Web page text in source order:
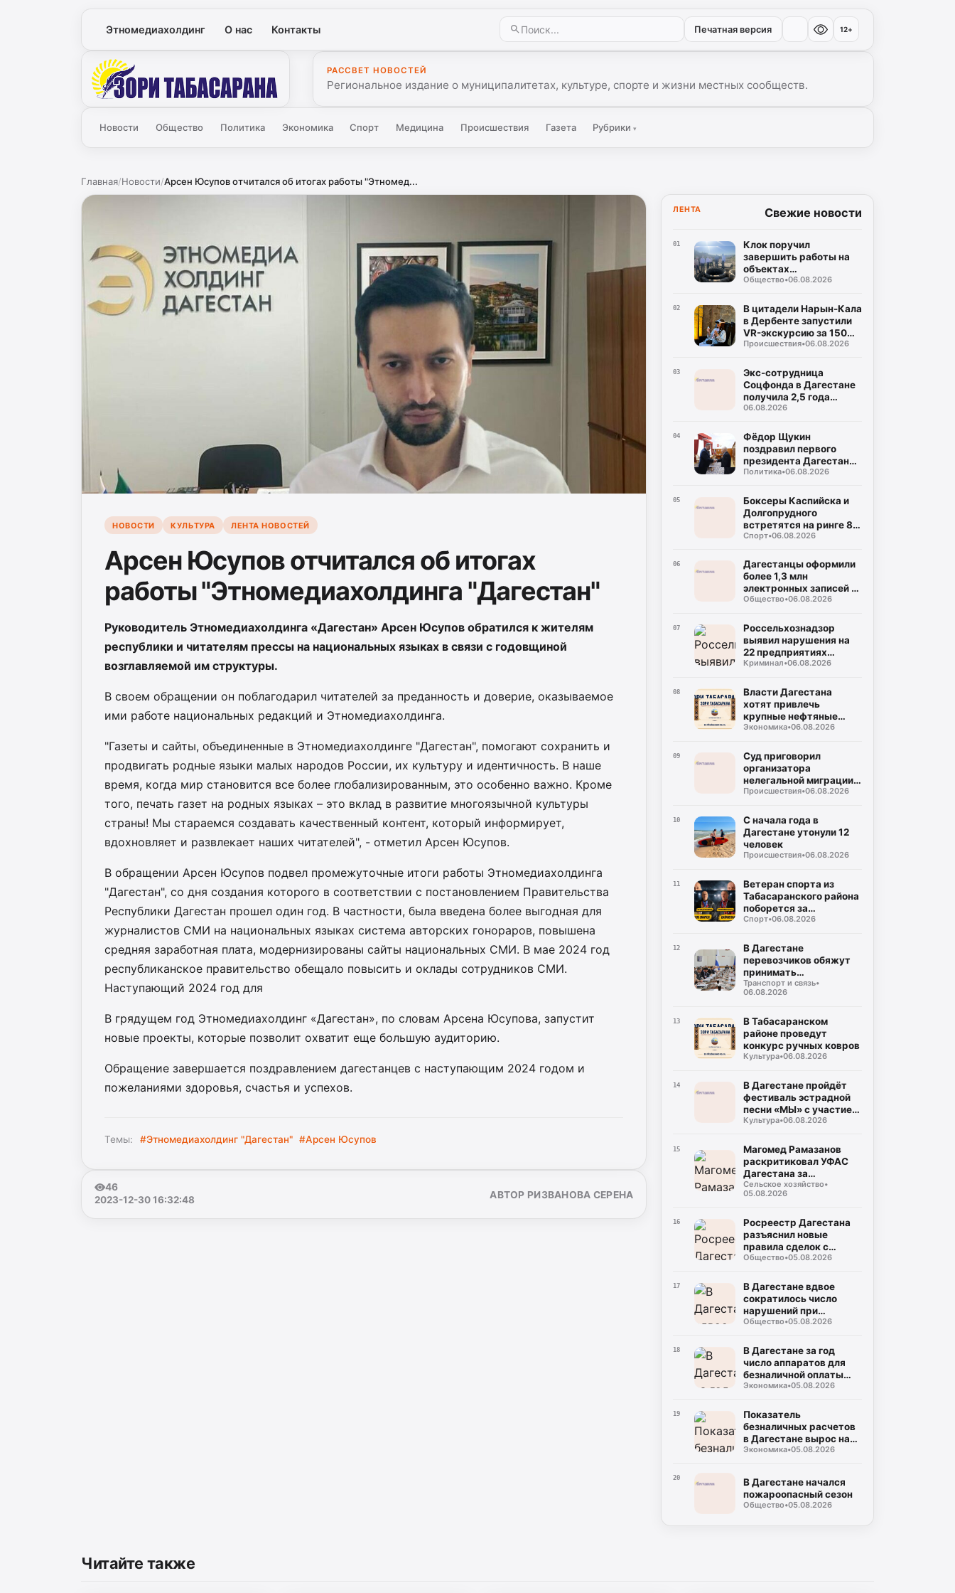
Этномедиахолдинг О нас Контакты Печатная версия 12+
Зори
РАССВЕТ НОВОСТЕЙ
Региональное издание о муниципалитетах, культуре, спорте и жизни местных сообществ.
Новости Общество Политика Экономика Спорт Медицина Происшествия Газета Рубрики▾
Главная/Новости/Арсен Юсупов отчитался об итогах работы "Этномед...
НОВОСТИ КУЛЬТУРА ЛЕНТА НОВОСТЕЙ
Арсен Юсупов отчитался об итогах
работы "Этномедиахолдинга "Дагестан"
Руководитель Этномедиахолдинга «Дагестан» Арсен Юсупов обратился к жителям
республики и читателям прессы на национальных языках в связи с годовщиной
возглавляемой им структуры.
В своем обращении он поблагодарил читателей за преданность и доверие, оказываемое
ими работе национальных редакций и Этномедиахолдинга.
"Газеты и сайты, объединенные в Этномедиахолдинге "Дагестан", помогают сохранить и
продвигать родные языки малых народов России, их культуру и идентичность. В наше
время, когда мир становится все более глобализированным, это особенно важно. Кроме
того, печать газет на родных языках – это вклад в развитие многоязычной культуры
страны! Мы стараемся создавать качественный контент, который информирует,
вдохновляет и развлекает наших читателей", - отметил Арсен Юсупов.
В обращении Арсен Юсупов подвел промежуточные итоги работы Этномедиахолдинга
"Дагестан", со дня создания которого в соответствии с постановлением Правительства
Республики Дагестан прошел один год. В частности, была введена более выгодная для
журналистов СМИ на национальных языках система авторских гонораров, повышена
средняя заработная плата, модернизированы сайты национальных СМИ. В мае 2024 год
республиканское правительство обещало повысить и оклады сотрудников СМИ.
Наступающий 2024 год для
В грядущем год Этномедиахолдинг «Дагестан», по словам Арсена Юсупова, запустит
новые проекты, которые позволит охватит еще большую аудиторию.
Обращение завершается поздравлением дагестанцев с наступающим 2024 годом и
пожеланиями здоровья, счастья и успехов.
Темы: #Этномедиахолдинг "Дагестан" #Арсен Юсупов
46
2023-12-30 16:32:48
АВТОР РИЗВАНОВА СЕРЕНА
ЛЕНТА Свежие новости
01
Клок поручил
завершить работы на
объектах
водоснабжения
Общество•06.08.2026
02
В цитадели Нарын-Кала
в Дербенте запустили
VR-экскурсию за 150
рублей
Происшествия•06.08.2026
03
Экс-сотрудница
Соцфонда в Дагестане
получила 2,5 года
колонии за
06.08.2026
04
Фёдор Щукин
поздравил первого
президента Дагестана
Муху Алиева с днём
Политика•06.08.2026
05
Боксеры Каспийска и
Долгопрудного
встретятся на ринге 8
августа
Спорт•06.08.2026
06
Дагестанцы оформили
более 1,3 млн
электронных записей к
врачу с начала года
Общество•06.08.2026
07
Россельхознадзор
выявил нарушения на
22 предприятиях
общепита в Махачкале
Криминал•06.08.2026
08
Власти Дагестана
хотят привлечь
крупные нефтяные
компании на топливный
Экономика•06.08.2026
09
Суд приговорил
организатора
нелегальной миграции к
5 годам колонии
Происшествия•06.08.2026
10
С начала года в
Дагестане утонули 12
человек
Происшествия•06.08.2026
11
Ветеран спорта из
Табасаранского района
поборется за
объединение двух
Спорт•06.08.2026
12
В Дагестане
перевозчиков обяжут
принимать
безналичную оплату на
всех маршрутах
Транспорт и связь•
06.08.2026
13
В Табасаранском
районе проведут
конкурс ручных ковров
Культура•06.08.2026
14
В Дагестане пройдёт
фестиваль эстрадной
песни «МЫ» с участием
восьми регионов
Культура•06.08.2026
15
Магомед Рамазанов
раскритиковал УФАС
Дагестана за
бездействие на фоне
роста цен на бензин
Сельское хозяйство•
05.08.2026
16
Росреестр Дагестана
разъяснил новые
правила сделок с
землей
Общество•05.08.2026
17
В Дагестане вдвое
сократилось число
нарушений при
использовании газа
Общество•05.08.2026
18
В Дагестане за год
число аппаратов для
безналичной оплаты
выросло на 28%
Экономика•05.08.2026
19
Показатель
безналичных расчетов
в Дагестане вырос на
6,2%
Экономика•05.08.2026
20
В Дагестане начался
пожароопасный сезон
Общество•05.08.2026
Читайте также